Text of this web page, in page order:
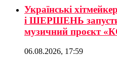
Українські
і ШЕРШЕНЬ
музичний проєкт
06.08.2026, 17:59